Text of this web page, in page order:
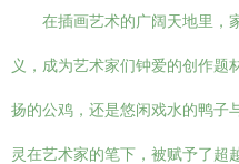
在插画艺术的广阔天地里，
义，成为艺术家们钟爱的创作题
扬的公鸡，还是悠闲戏水的鸭子
灵在艺术家的笔下，被赋予了超